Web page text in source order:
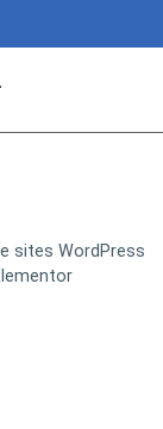
sites WordPress